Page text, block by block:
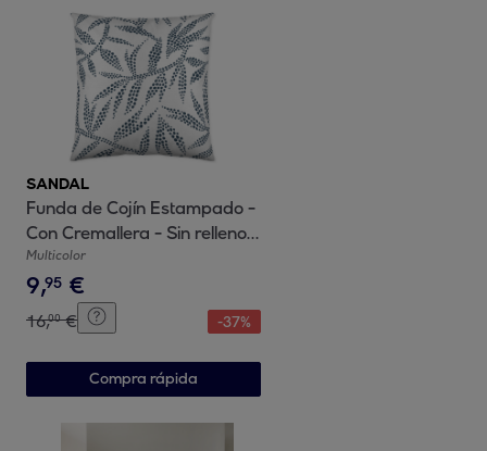
SANDAL
Funda de Cojín Estampado -
Con Cremallera - Sin relleno -
100% Algodón - Wakia Blue
Multicolor
9,95 €
16,00 € -37%
Compra rápida